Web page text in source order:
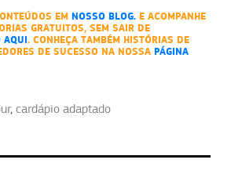
EM NOSSO BLOG. E ACOMPANHE
GRATUITOS, SEM SAIR DE
AQUI. CONHEÇA TAMBÉM HISTÓRIAS DE
DE SUCESSO NA NOSSA PÁGINA
, cardápio adaptado